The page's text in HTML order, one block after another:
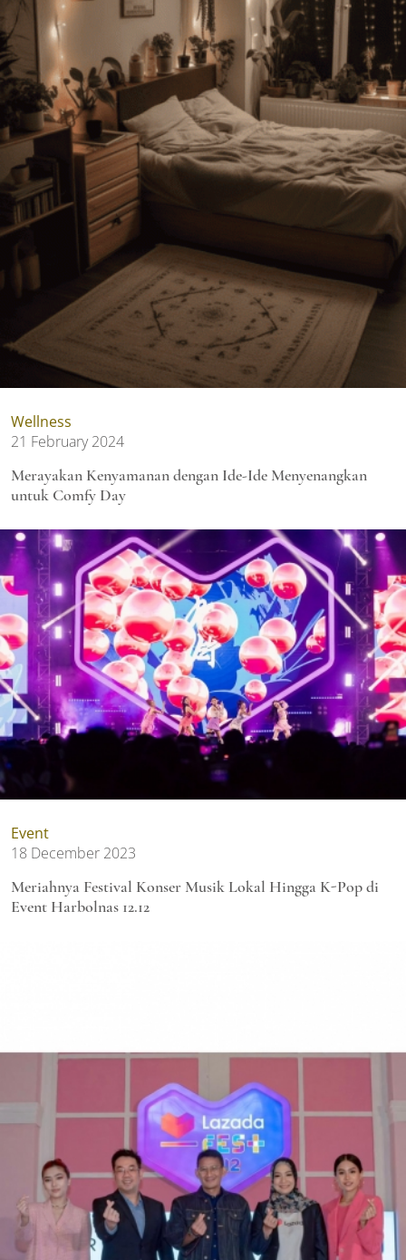
Wellness
21 February 2024
Merayakan Kenyamanan dengan Ide-Ide Menyenangkan
untuk Comfy Day
Event
18 December 2023
Meriahnya Festival Konser Musik Lokal Hingga K-Pop di
Event Harbolnas 12.12